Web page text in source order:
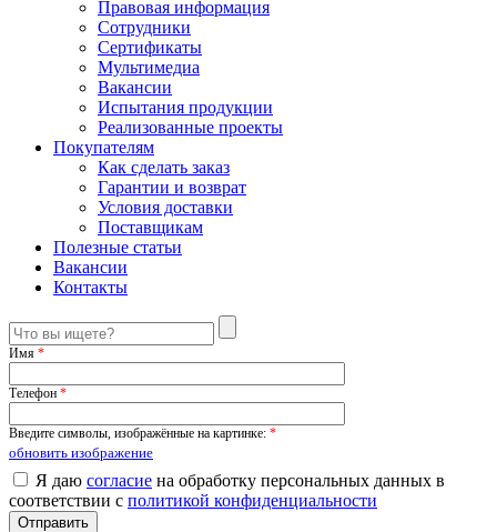
Правовая информация
Сотрудники
Сертификаты
Мультимедиа
Вакансии
Испытания продукции
Реализованные проекты
Покупателям
Как сделать заказ
Гарантии и возврат
Условия доставки
Поставщикам
Полезные статьи
Вакансии
Контакты
Имя *
Телефон *
Введите символы, изображённые на картинке: *
обновить изображение
Я даю согласие на обработку персональных данных в
соответствии с политикой конфиденциальности